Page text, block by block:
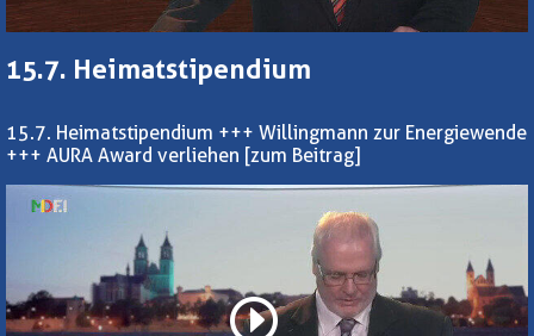
15.7. Heimatstipendium
15.7. Heimatstipendium +++ Willingmann zur Energiewende
+++ AURA Award verliehen [zum Beitrag]